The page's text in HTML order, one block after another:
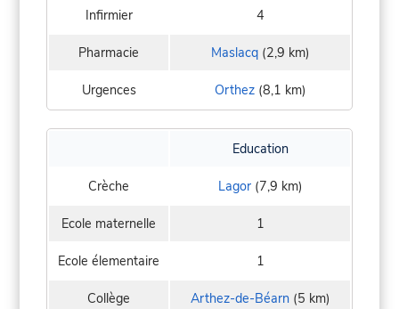
Infirmier 4
Pharmacie Maslacq(2,9 km)
Urgences Orthez(8,1 km)
Education
Crèche Lagor(7,9 km)
Ecole maternelle 1
Ecole élementaire 1
Collège Arthez-de-Béarn(5 km)